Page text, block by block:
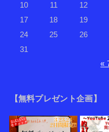
10
11 12
17
18 19
24
25 26
31
«
【無料プレゼント企画】